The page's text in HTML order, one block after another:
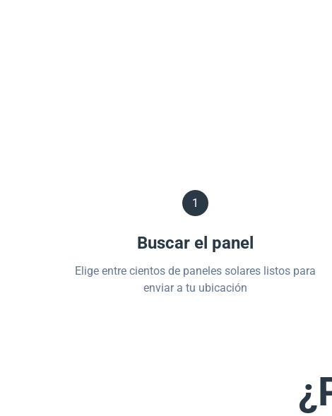
1
Buscar el panel
Elige entre cientos de paneles solares listos para
enviar a tu ubicación